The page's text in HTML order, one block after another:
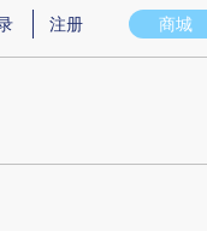
意图存在偏差。不代表财
商城
注册